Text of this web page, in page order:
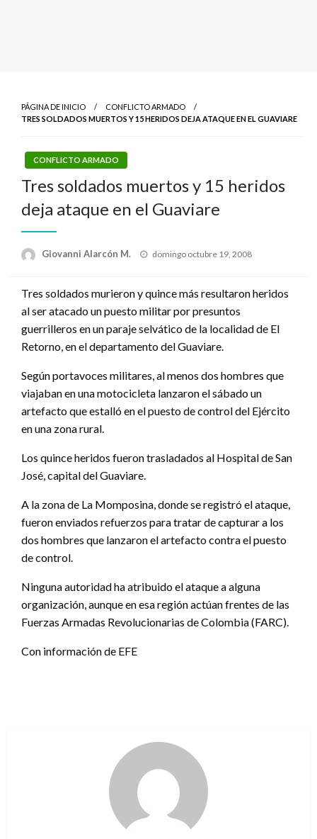
PÁGINA DE INICIO
CONFLICTO ARMADO
TRES SOLDADOS MUERTOS Y 15 HERIDOS DEJA ATAQUE EN EL GUAVIARE
CONFLICTO ARMADO
Tres soldados muertos y 15 heridos
deja ataque en el Guaviare
Giovanni Alarcón M.
Publicado
domingo octubre 19, 2008
Tres soldados murieron y quince más resultaron heridos
al ser atacado un puesto militar por presuntos
guerrilleros en un paraje selvático de la localidad de El
Retorno, en el departamento del Guaviare.
Según portavoces militares, al menos dos hombres que
viajaban en una motocicleta lanzaron el sábado un
artefacto que estalló en el puesto de control del Ejército
en una zona rural.
Los quince heridos fueron trasladados al Hospital de San
José, capital del Guaviare.
A la zona de La Momposina, donde se registró el ataque,
fueron enviados refuerzos para tratar de capturar a los
dos hombres que lanzaron el artefacto contra el puesto
de control.
Ninguna autoridad ha atribuido el ataque a alguna
organización, aunque en esa región actúan frentes de las
Fuerzas Armadas Revolucionarias de Colombia (FARC).
Con información de EFE